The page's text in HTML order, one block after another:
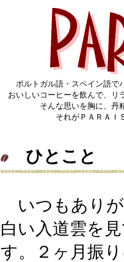
ポルトガル語・スペイン語で
おいしいコーヒーを飲んで、リ
そんな思いを胸に、丹
それがＰＡＲＡＩ
ひとこと
いつもありが
白い入道雲を
す。２ヶ月振